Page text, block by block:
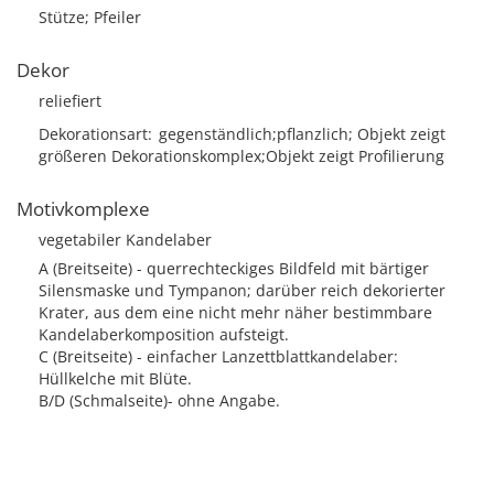
Stütze; Pfeiler
Dekor
reliefiert
Dekorationsart gegenständlich;pflanzlich; Objekt zeigt
größeren Dekorationskomplex;Objekt zeigt Profilierung
Motivkomplexe
vegetabiler Kandelaber
A (Breitseite) - querrechteckiges Bildfeld mit bärtiger
Silensmaske und Tympanon; darüber reich dekorierter
Krater, aus dem eine nicht mehr näher bestimmbare
Kandelaberkomposition aufsteigt.
C (Breitseite) - einfacher Lanzettblattkandelaber:
Hüllkelche mit Blüte.
B/D (Schmalseite)- ohne Angabe.